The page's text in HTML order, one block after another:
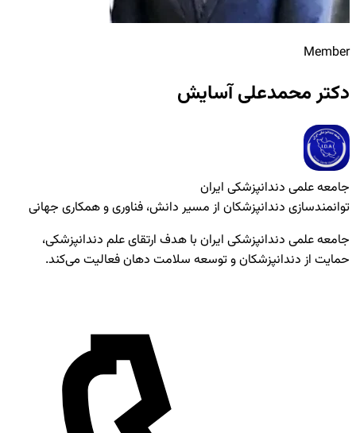
Member
دکتر محمدعلی آسایش
جامعه علمی دندانپزشکی ایران
توانمندسازی دندانپزشکان از مسیر دانش، فناوری و همکاری جهانی
جامعه علمی دندانپزشکی ایران با هدف ارتقای علم دندانپزشکی،
حمایت از دندانپزشکان و توسعه سلامت دهان فعالیت می‌کند.